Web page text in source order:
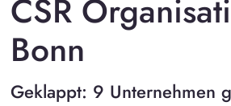
CSR
Bonn
Geklappt: 9 Unternehmen